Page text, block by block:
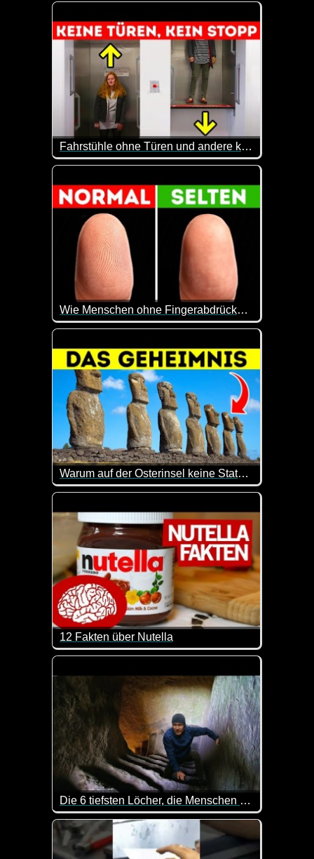
Das sind doch mal wieder sehr interessante Infos.
Fahrstühle ohne Türen und andere kuriose Erfindungen, die es heute noch gibt
Der Paternoster ist einerseits spannend,
Wie Menschen ohne Fingerabdrücke im Leben klarkommen
Was man alles für Probleme haben kann, wenn
Warum auf der Osterinsel keine Statuen mehr errichtet wurden
Hier kann man mal wieder was lernen. Sehr
12 Fakten über Nutella
Fettmacher und Kalorienbombe oder einfach nur
Die 6 tiefsten Löcher, die Menschen bisher gegraben haben
Kaum zu glauben wie tief man für einen Brunnen